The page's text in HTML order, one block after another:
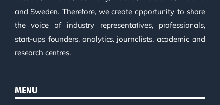
and Sweden. Therefore, we create opportunity to share
the voice of industry representatives, professionals,
start-ups founders, analytics, journalists, academic and
research centres.
MENU